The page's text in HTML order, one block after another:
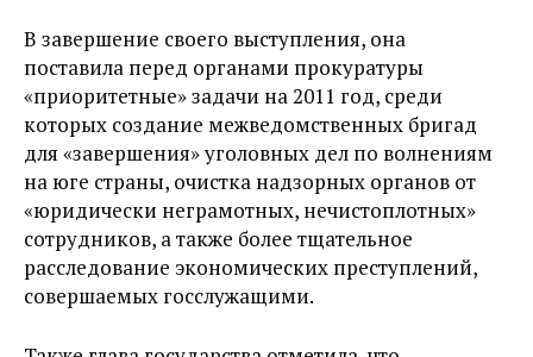
В завершение своего выступления, она
поставила перед органами прокуратуры
«приоритетные» задачи на 2011 год, среди
которых создание межведомственных бригад
для «завершения» уголовных дел по волнениям
на юге страны, очистка надзорных органов от
«юридически неграмотных, нечистоплотных»
сотрудников, а также более тщательное
расследование экономических преступлений,
совершаемых госслужащими.